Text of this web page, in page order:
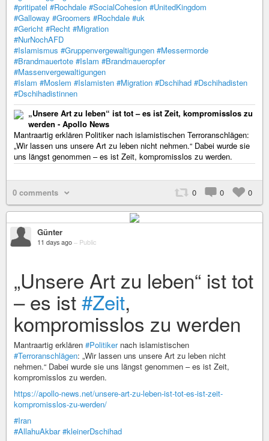
#pritipatel #Rochdale #SocialCohesion #UnitedKingdom
#Galloway #Groomers #Rochdale #uk
#Gericht #Recht #Migration
#NurNochAFD
#Islamismus #Gruppenvergewaltigungen #Messermorde
#Brandmauertote #Islam #Brandmaueropfer
#Massenvergewaltigungen
#Islam #Moslem #Islamisten #Migration #Dschihad #Dschihadisten
#Dschihadistinnen
„Unsere Art zu leben“ ist tot – es ist Zeit, kompromisslos zu
werden - Apollo News
Mantraartig erklären Politiker nach islamistischen Terroranschlägen:
„Wir lassen uns unsere Art zu leben nicht nehmen.“ Dabei wurde sie
uns längst genommen – es ist Zeit, kompromisslos zu werden.
0 comments 0 0 0
Günter
11 days ago – Public
„Unsere Art zu leben“ ist tot
– es ist#Zeit,
kompromisslos zu werden
Mantraartig erklären #Politikernach islamistischen
#Terroranschlägen: „Wir lassen uns unsere Art zu leben nicht
nehmen.“ Dabei wurde sie uns längst genommen – es ist Zeit,
kompromisslos zu werden.
https://apollo-news.net/unsere-art-zu-leben-ist-tot-es-ist-zeit-
kompromisslos-zu-werden/
#Iran
#AllahuAkbar #kleinerDschihad